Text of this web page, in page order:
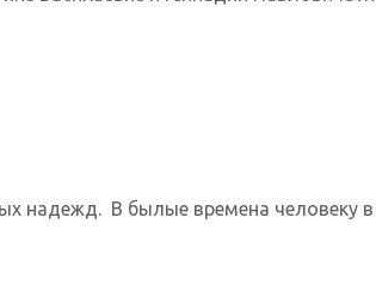
надежд. В былые времена человеку